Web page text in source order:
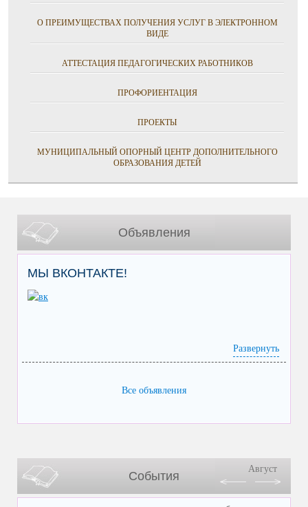
О ПРЕИМУЩЕСТВАХ ПОЛУЧЕНИЯ УСЛУГ В ЭЛЕКТРОННОМ
ВИДЕ
АТТЕСТАЦИЯ ПЕДАГОГИЧЕСКИХ РАБОТНИКОВ
ПРОФОРИЕНТАЦИЯ
ПРОЕКТЫ
МУНИЦИПАЛЬНЫЙ ОПОРНЫЙ ЦЕНТР ДОПОЛНИТЕЛЬНОГО
ОБРАЗОВАНИЯ ДЕТЕЙ
Объявления
МЫ ВКОНТАКТЕ!
Развернуть
Все объявления
События
Август